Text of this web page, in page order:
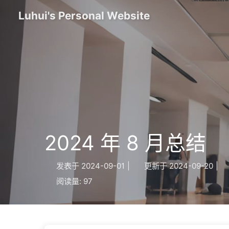
Luhui's Personal Website
2024 年 8 月总结
发表于 2024-09-01 更新于 2024-09-20
阅读量: 97